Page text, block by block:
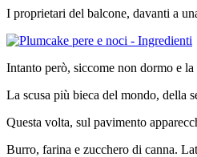
I proprietari del balcone, davanti a
Intanto però, siccome non dormo e
La scusa più bieca del mondo, della
Questa volta, sul pavimento
Burro, farina e zucchero di canna.